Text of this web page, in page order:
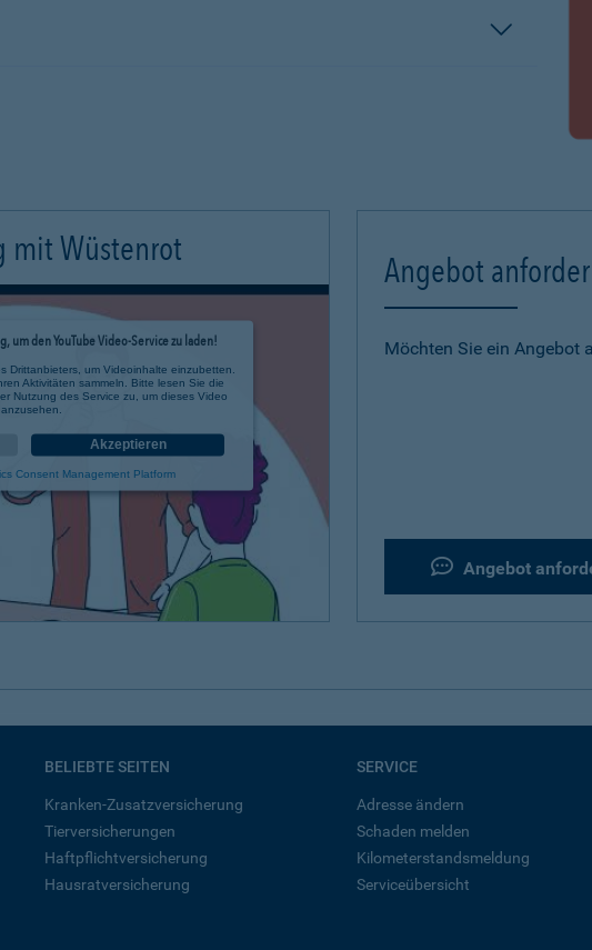
mit Wüstenrot
um den YouTube Video-Service zu laden!
Drittanbieters, um Videoinhalte einzubetten.
Aktivitäten sammeln. Bitte lesen Sie die
Nutzung des Service zu, um dieses Video
anzusehen.
Akzeptieren
Consent Management Platform
Angebot
Möchten Sie ein Angebot
Angebot
BELIEBTE SEITEN
Kranken-Zusatzversicherung
Tierversicherungen
Haftpflichtversicherung
Hausratversicherung
SERVICE
Adresse ändern
Schaden melden
Kilometerstandsmeldung
Serviceübersicht